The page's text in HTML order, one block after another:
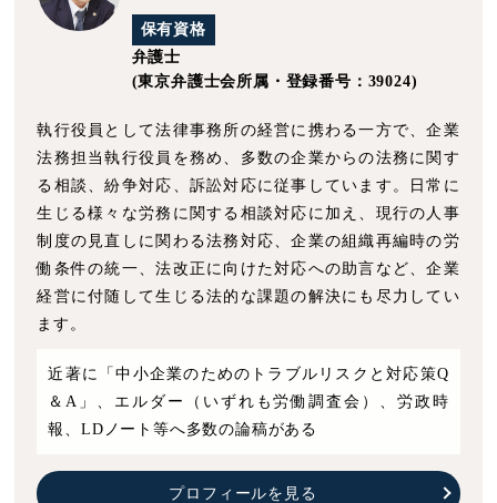
保有資格
弁護士
(東京弁護士会所属・登録番号：39024)
執行役員として法律事務所の経営に携わる一方で、企業
法務担当執行役員を務め、多数の企業からの法務に関す
る相談、紛争対応、訴訟対応に従事しています。日常に
生じる様々な労務に関する相談対応に加え、現行の人事
制度の見直しに関わる法務対応、企業の組織再編時の労
働条件の統一、法改正に向けた対応への助言など、企業
経営に付随して生じる法的な課題の解決にも尽力してい
ます。
近著に「中小企業のためのトラブルリスクと対応策Q
＆A」、エルダー（いずれも労働調査会）、労政時
報、LDノート等へ多数の論稿がある
プロフィールを見る